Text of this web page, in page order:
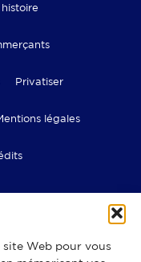
Web pour vous
Privatiser
légales